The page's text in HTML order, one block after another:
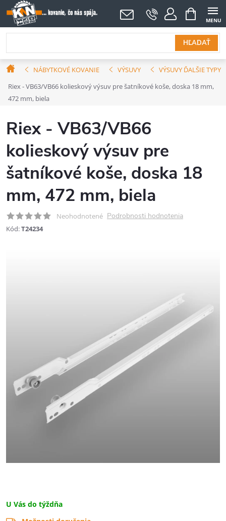
Prejsť
na
obsah
HĽADAŤ
NÁKUPNÝ
KOŠÍK
DomovNÁBYTKOVÉ KOVANIE VÝSUVY
VÝSUVY ĎALŠIE TYPY
Riex - VB63/VB66 kolieskový výsuv pre šatníkové koše, doska 18 mm,
472 mm, biela
Riex - VB63/VB66
kolieskový výsuv pre
šatníkové koše, doska 18
mm, 472 mm, biela
Neohodnotené Podrobnosti hodnotenia
Kód:T24234
U Vás do týždňa